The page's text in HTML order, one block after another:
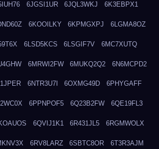
6JGSI1UR 6JQL3WKJ 6K3EBPX1
6KOOILKY 6KPMGXPJ 6LGMA8OZ
6LSD5KCS 6LSGIF7V 6MC7XUTQ
6MRWI2FW 6MUKQ2Q2 6N6MCPD2
6NTR3U7I 6OXMG49D 6PHYGAFF
6PPNPOF5 6Q23B2FW 6QE19FL3
6QVIJ1K1 6R431JL5 6RGMWOLX
6RV8LARZ 6SBTC8OR 6T3R3AJM